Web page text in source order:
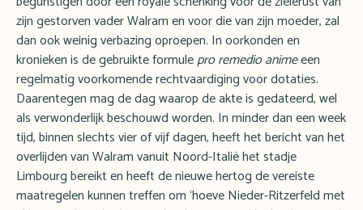
zijn gestorven vader Walram en voor die van zijn moeder, zal
dan ook weinig verbazing oproepen. In oorkonden en
kronieken is de gebruikte formulepro remedio animeeen
regelmatig voorkomende rechtvaardiging voor dotaties.
Daarentegen mag de dag waarop de akte is gedateerd, wel
als verwonderlijk beschouwd worden. In minder dan een week
tijd, binnen slechts vier of vijf dagen, heeft het bericht van het
overlijden van Walram vanuit Noord-Italië het stadje
Limbourg bereikt en heeft de nieuwe hertog de vereiste
maatregelen kunnen treffen om ‘hoeve Nieder-Ritzerfeld met